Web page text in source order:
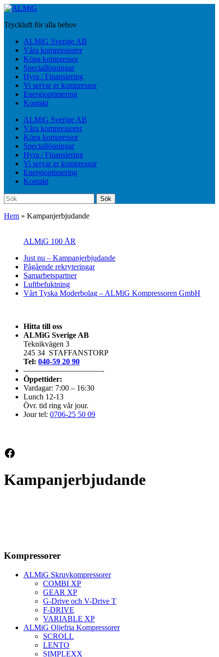
Hoppa
huvudinnehåll
Tryckluft för alla behov
på/av
mobilmeny
ALMiG Sverige AB
Våra kompressorer
Köpa kompressor
Speciallösningar
Hyra / Finansiering
Vi servar er kompressor
Energioptimering
Kontakt
ALMiG Sverige AB
Våra kompressorer
Köpa kompressor
Speciallösningar
Hyra / Finansiering
Vi servar er kompressor
Energioptimering
Kontakt
Sök
efter:
Sök
Hem » Kampanjerbjudande
ALMiG 100 ÅR
Just nu – Kampanjerbjudande
Pågående rekryteringar
Samarbetspartner
Luftbefuktning
Vårt Tyska Moderbolag – ALMiG Kompressoren GmbH
Hitta till oss
ALMiG Sverige AB
Teknikvägen 3
245 34 STAFFANSTORP
Tel: 040-59 20 90
——————————-
Öppettider:
Vardagar: 7:00 – 16:30
Lunch 12-13
Övr. tid ring vår jour.
Jour tel: 0706-25 50 09
Facebook
Kampanjerbjudande
Kompressorer
ALMiG Skruvkompressorer
COMBI XP
GEAR XP
G-Drive och V-Drive T
F-DRIVE
VARIABLE XP
ALMiG Oljefria Kompressorer
SCROLL
LENTO
SIMPLEXX